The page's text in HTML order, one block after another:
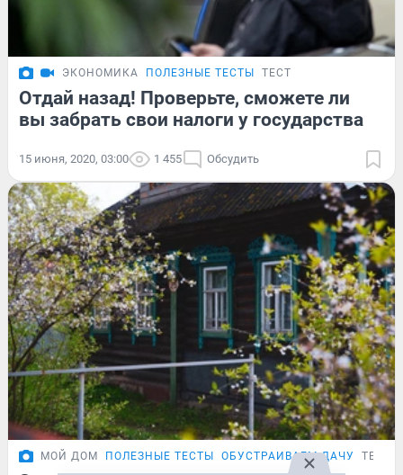
ЭКОНОМИКА ПОЛЕЗНЫЕ ТЕСТЫ ТЕСТ
Отдай назад! Проверьте, сможете ли
вы забрать свои налоги у государства
15 июня, 2020, 03:00 1 455 Обсудить
МОЙ ДОМ ПОЛЕЗНЫЕ ТЕСТЫ ОБУСТРАИВАЕМ ДАЧУ ТЕСТ